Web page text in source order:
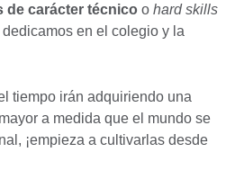
de carácter técnico o hard skills
en el colegio y la
tiempo irán adquiriendo una
a medida que el mundo se
¡empieza a cultivarlas desde